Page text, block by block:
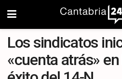
Los sindicatos
«cuenta atrás»